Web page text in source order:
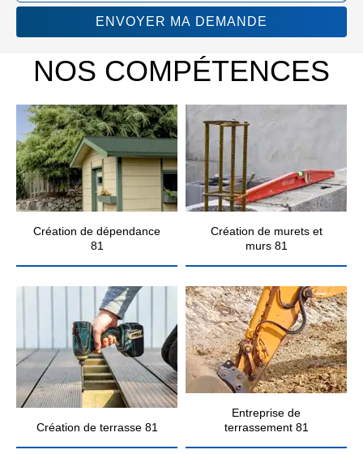
NOS COMPÉTENCES
Création de dépendance
81
Création de murets et
murs 81
Création de terrasse 81
Entreprise de
terrassement 81